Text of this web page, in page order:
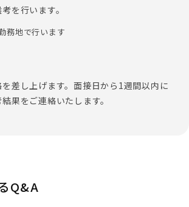
を行います。
務地で行います
差し上げます。面接日から1週間以内に
果をご連絡いたします。
Q&A